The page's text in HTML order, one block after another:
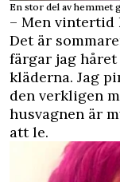
En stor del av hemmet
– Men vintertid
Det är
färgar jag
kläderna. Jag
den verkligen
husvagnen är
att le.